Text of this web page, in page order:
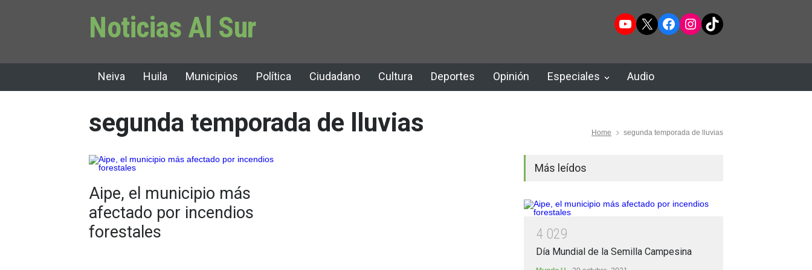
Noticias Al Sur YouTube
X Facebook
Instagram
TikTok
Neiva Huila Municipios Política Ciudadano Cultura Deportes Opinión Especiales Audio
segunda temporada de lluvias Home segunda temporada de lluvias
Aipe, el municipio más
afectado por incendios
forestales
Más leídos
4 029
Día Mundial de la Semilla Campesina